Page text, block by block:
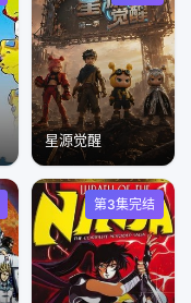
星源觉醒
第3集完结